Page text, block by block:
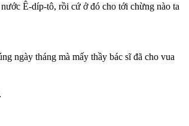
Ê-díp-tô, rồi cứ ở đó cho tới chừng nào ta
ngày tháng mà mấy thầy bác sĩ đã cho vua